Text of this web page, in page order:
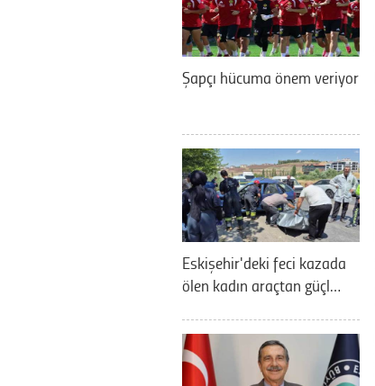
Şapçı hücuma önem veriyor
Eskişehir'deki feci kazada
ölen kadın araçtan güçl…